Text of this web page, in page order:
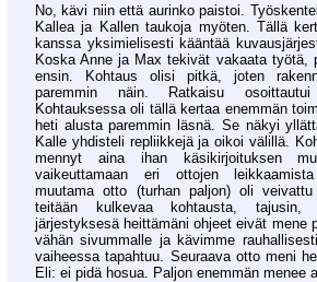
No, kävi niin että aurinko paistoi.
Kallea ja Kallen taukoja myöten. Tällä
kanssa yksimielisesti kääntää
Koska Anne ja Max tekivät vakaata työtä,
ensin. Kohtaus olisi pitkä, joten
paremmin näin. Ratkaisu
Kohtauksessa oli tällä kertaa enemmän
heti alusta paremmin läsnä. Se näkyi
Kalle yhdisteli repliikkejä ja oikoi välillä.
mennyt aina ihan käsikirjoituksen
vaikeuttamaan eri ottojen
muutama otto (turhan paljon) oli
teitään kulkevaa kohtausta, tajusin,
järjestyksesä heittämäni ohjeet eivät mene
vähän sivummalle ja kävimme
vaiheessa tapahtuu. Seuraava otto meni
Eli: ei pidä hosua. Paljon enemmän menee